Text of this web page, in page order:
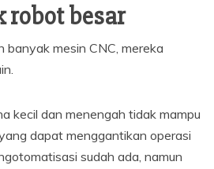
robot besar
banyak mesin CNC, mereka
kecil dan menengah tidak mampu
dapat menggantikan operasi
sudah ada, namun